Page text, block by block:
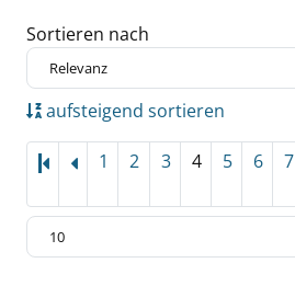
Sortieren nach
aufsteigend sortieren
1 2 3 4 5 6 7